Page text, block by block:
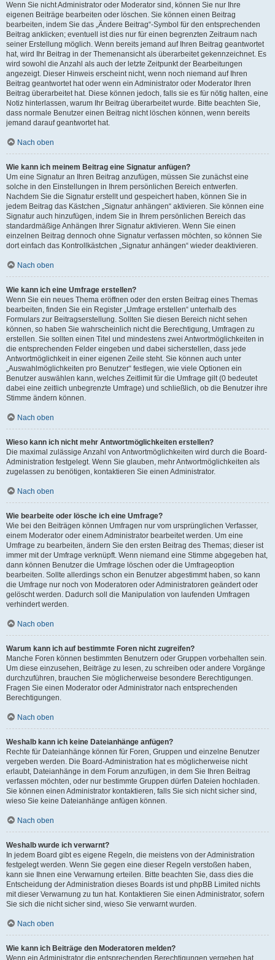
Wenn Sie nicht Administrator oder Moderator sind, können Sie nur Ihre
eigenen Beiträge bearbeiten oder löschen. Sie können einen Beitrag
bearbeiten, indem Sie das „Ändere Beitrag“-Symbol für den entsprechenden
Beitrag anklicken; eventuell ist dies nur für einen begrenzten Zeitraum nach
seiner Erstellung möglich. Wenn bereits jemand auf Ihren Beitrag geantwortet
hat, wird Ihr Beitrag in der Themenansicht als überarbeitet gekennzeichnet. Es
wird sowohl die Anzahl als auch der letzte Zeitpunkt der Bearbeitungen
angezeigt. Dieser Hinweis erscheint nicht, wenn noch niemand auf Ihren
Beitrag geantwortet hat oder wenn ein Administrator oder Moderator Ihren
Beitrag überarbeitet hat. Diese können jedoch, falls sie es für nötig halten, eine
Notiz hinterlassen, warum Ihr Beitrag überarbeitet wurde. Bitte beachten Sie,
dass normale Benutzer einen Beitrag nicht löschen können, wenn bereits
jemand darauf geantwortet hat.
Nach oben
Wie kann ich meinem Beitrag eine Signatur anfügen?
Um eine Signatur an Ihren Beitrag anzufügen, müssen Sie zunächst eine
solche in den Einstellungen in Ihrem persönlichen Bereich entwerfen.
Nachdem Sie die Signatur erstellt und gespeichert haben, können Sie in
jedem Beitrag das Kästchen „Signatur anhängen“ aktivieren. Sie können eine
Signatur auch hinzufügen, indem Sie in Ihrem persönlichen Bereich das
standardmäßige Anhängen Ihrer Signatur aktivieren. Wenn Sie einen
einzelnen Beitrag dennoch ohne Signatur verfassen möchten, so können Sie
dort einfach das Kontrollkästchen „Signatur anhängen“ wieder deaktivieren.
Nach oben
Wie kann ich eine Umfrage erstellen?
Wenn Sie ein neues Thema eröffnen oder den ersten Beitrag eines Themas
bearbeiten, finden Sie ein Register „Umfrage erstellen“ unterhalb des
Formulars zur Beitragserstellung. Sollten Sie diesen Bereich nicht sehen
können, so haben Sie wahrscheinlich nicht die Berechtigung, Umfragen zu
erstellen. Sie sollten einen Titel und mindestens zwei Antwortmöglichkeiten in
die entsprechenden Felder eingeben und dabei sicherstellen, dass jede
Antwortmöglichkeit in einer eigenen Zeile steht. Sie können auch unter
„Auswahlmöglichkeiten pro Benutzer“ festlegen, wie viele Optionen ein
Benutzer auswählen kann, welches Zeitlimit für die Umfrage gilt (0 bedeutet
dabei eine zeitlich unbegrenzte Umfrage) und schließlich, ob die Benutzer ihre
Stimme ändern können.
Nach oben
Wieso kann ich nicht mehr Antwortmöglichkeiten erstellen?
Die maximal zulässige Anzahl von Antwortmöglichkeiten wird durch die Board-
Administration festgelegt. Wenn Sie glauben, mehr Antwortmöglichkeiten als
zugelassen zu benötigen, kontaktieren Sie einen Administrator.
Nach oben
Wie bearbeite oder lösche ich eine Umfrage?
Wie bei den Beiträgen können Umfragen nur vom ursprünglichen Verfasser,
einem Moderator oder einem Administrator bearbeitet werden. Um eine
Umfrage zu bearbeiten, ändern Sie den ersten Beitrag des Themas; dieser ist
immer mit der Umfrage verknüpft. Wenn niemand eine Stimme abgegeben hat,
dann können Benutzer die Umfrage löschen oder die Umfrageoption
bearbeiten. Sollte allerdings schon ein Benutzer abgestimmt haben, so kann
die Umfrage nur noch von Moderatoren oder Administratoren geändert oder
gelöscht werden. Dadurch soll die Manipulation von laufenden Umfragen
verhindert werden.
Nach oben
Warum kann ich auf bestimmte Foren nicht zugreifen?
Manche Foren können bestimmten Benutzern oder Gruppen vorbehalten sein.
Um diese einzusehen, Beiträge zu lesen, zu schreiben oder andere Vorgänge
durchzuführen, brauchen Sie möglicherweise besondere Berechtigungen.
Fragen Sie einen Moderator oder Administrator nach entsprechenden
Berechtigungen.
Nach oben
Weshalb kann ich keine Dateianhänge anfügen?
Rechte für Dateianhänge können für Foren, Gruppen und einzelne Benutzer
vergeben werden. Die Board-Administration hat es möglicherweise nicht
erlaubt, Dateianhänge in dem Forum anzufügen, in dem Sie Ihren Beitrag
verfassen möchten, oder nur bestimmte Gruppen dürfen Dateien hochladen.
Sie können einen Administrator kontaktieren, falls Sie sich nicht sicher sind,
wieso Sie keine Dateianhänge anfügen können.
Nach oben
Weshalb wurde ich verwarnt?
In jedem Board gibt es eigene Regeln, die meistens von der Administration
festgelegt werden. Wenn Sie gegen eine dieser Regeln verstoßen haben,
kann sie Ihnen eine Verwarnung erteilen. Bitte beachten Sie, dass dies die
Entscheidung der Administration dieses Boards ist und phpBB Limited nichts
mit dieser Verwarnung zu tun hat. Kontaktieren Sie einen Administrator, sofern
Sie sich die nicht sicher sind, wieso Sie verwarnt wurden.
Nach oben
Wie kann ich Beiträge den Moderatoren melden?
Wenn ein Administrator die entsprechenden Berechtigungen vergeben hat,